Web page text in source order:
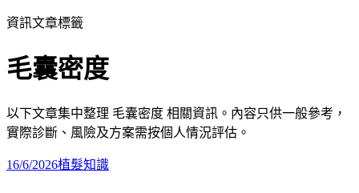
資訊文章標籤
毛囊密度
以下文章集中整理 毛囊密度 相關資訊。內容只供一般參考，
實際診斷、風險及方案需按個人情況評估。
16/6/2026植髮知識